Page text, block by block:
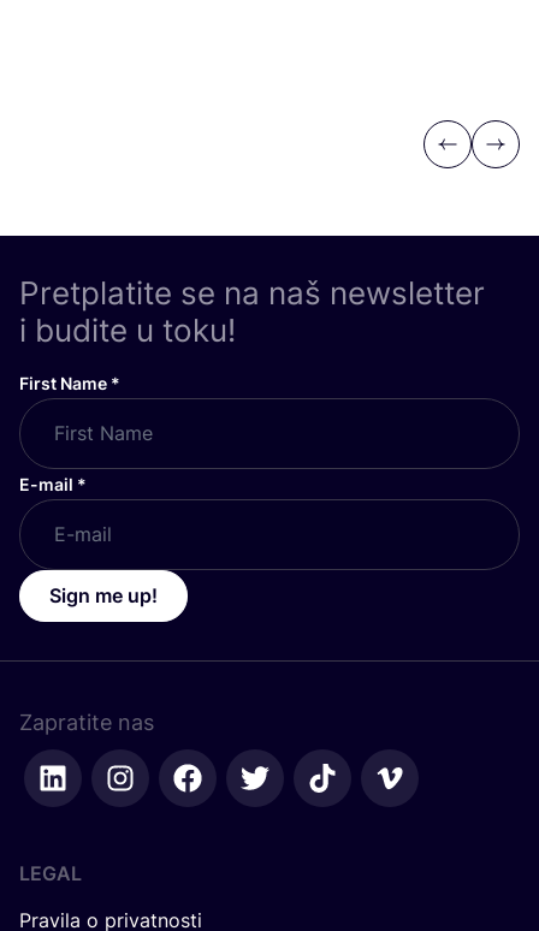
Previous
Next
Pretplatite se na naš newsletter
i budite u toku!
First Name *
E-mail *
Sign me up!
Zapratite nas
LEGAL
Pravila o privatnosti